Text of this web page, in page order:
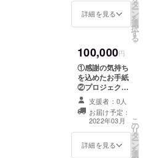
きますのでご注
意下さい。 ※大
型犬には対応出
注意下さい。
のご報告 ④東京
都、神奈川、千
心を込めてペッ
ト訪問火葬を行
わさせて頂きま
す。(立会い火葬
＋トリミング) ※
訪問火葬は東京
都、神奈川、千
葉、埼玉にお住
まいの方に限ら
させて頂きます
のでご注意下さ
詳細を見る
タ
ー
ン
を
選
択
す
る
100,000円
①感謝の気持ち
を込めたお手紙
②プロジェクト
実現までの取り
組みのご報告 ③
プロジェクト実
現後の取り組み
のご報告 ④東京
都、神奈川、千
支援者：0人
お届け予定：
2022年03月
詳細を見る
こ
の
リ
タ
ー
ン
を
選